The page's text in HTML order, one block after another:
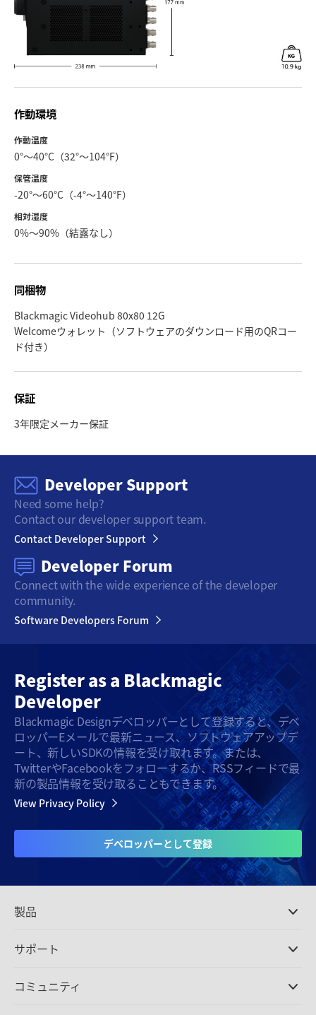
作動環境
作動温度
0°〜40°C（32°〜104°F）
保管温度
-20°〜60°C（-4°〜140°F）
相対湿度
0%〜90%（結露なし）
同梱物
Blackmagic Videohub 80x80 12G
Welcomeウォレット（ソフトウェアのダウンロード用のQRコー
ド付き）
保証
3年限定メーカー保証
Developer Support
Need some help?
Contact our developer support team.
Contact Developer Support
Developer Forum
Connect with the wide experience of the developer
community.
Software Developers Forum
Register as a Blackmagic
Developer
Blackmagic Designデベロッパーとして登録すると、デベ
ロッパーEメールで最新ニュース、ソフトウェアアップデ
ート、新しいSDKの情報を受け取れます。または、
TwitterやFacebookをフォローするか、RSSフィードで最
新の製品情報を受け取ることもできます。
View Privacy Policy
デベロッパーとして登録
製品
DaVinci Resolve/Fusion
ATEMプロダクション
サポート
サポートセンター
コミュニティ